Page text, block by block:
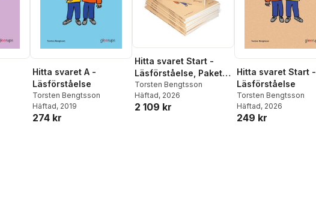
Hitta svaret A -
Läsförståelse
Torsten Bengtsson
Häftad, 2019
274 kr
Hitta svaret Start -
Läsförståelse, Paket
10 ex
Torsten Bengtsson
Häftad, 2026
2 109 kr
Hitta svaret Start -
Läsförståelse
Torsten Bengtsson
Häftad, 2026
249 kr